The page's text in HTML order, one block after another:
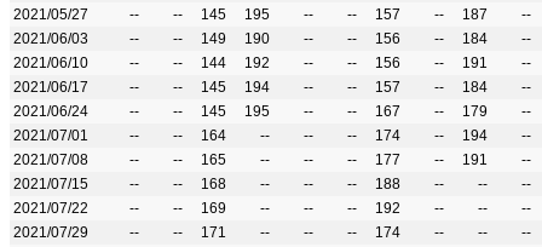
2021/05/27
-- -- 145 195 -- -- 157 -- 187
--
2021/06/03
-- -- 149 190 -- -- 156 -- 184
--
2021/06/10
-- -- 144 192 -- -- 156 -- 191
--
2021/06/17
-- -- 145 194 -- -- 157 -- 184
--
2021/06/24
-- -- 145 195 -- -- 167 -- 179
--
2021/07/01
-- -- 164 -- -- -- 174 -- 194
--
2021/07/08
-- -- 165 -- -- -- 177 -- 191
--
2021/07/15
-- -- 168 -- -- -- 188 -- --
--
2021/07/22
-- -- 169 -- -- -- 192 -- --
--
2021/07/29
-- -- 171 -- -- -- 174 -- --
--